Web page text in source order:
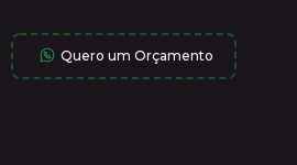
Quero um Orçamento